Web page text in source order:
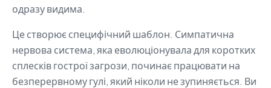
одразу видима.
Це створює специфічний шаблон. Симпатична
нервова система, яка еволюціонувала для коротких
сплесків гострої загрози, починає працювати на
безперервному гулі, який ніколи не зупиняється. Ви